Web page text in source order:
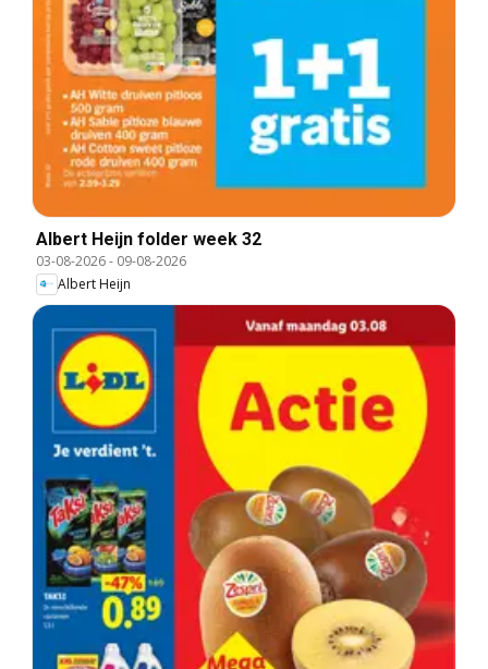
Albert Heijn folder week 32
03-08-2026- 09-08-2026
Albert Heijn